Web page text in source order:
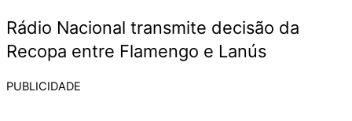
Rádio Nacional transmite decisão da
Recopa entre Flamengo e Lanús
PUBLICIDADE